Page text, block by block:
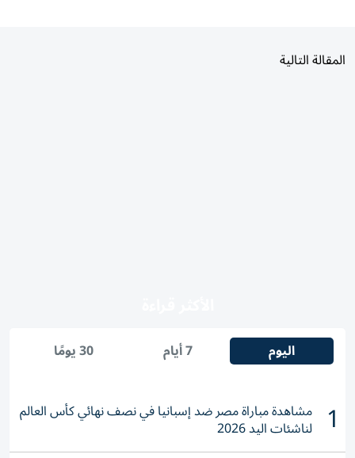
المقالة التالية
اليوم 7 أيام 30 يومًا
1 مشاهدة مباراة مصر ضد إسبانيا في نصف نهائي كأس العالم
لناشئات اليد 2026